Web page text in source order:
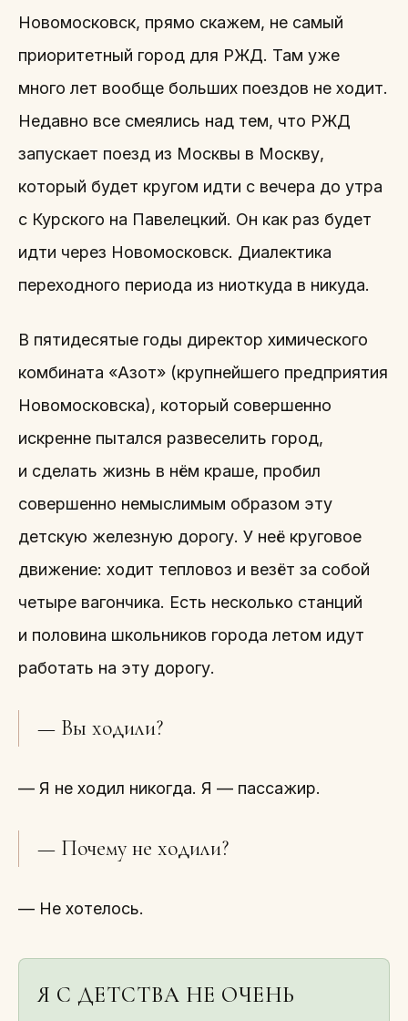
Новомосковск, прямо скажем, не самый
приоритетный город для РЖД. Там уже
много лет вообще больших поездов не ходит.
Недавно все смеялись над тем, что РЖД
запускает поезд из Москвы в Москву,
который будет кругом идти с вечера до утра
с Курского на Павелецкий. Он как раз будет
идти через Новомосковск. Диалектика
переходного периода из ниоткуда в никуда.
В пятидесятые годы директор химического
комбината «Азот» (крупнейшего предприятия
Новомосковска), который совершенно
искренне пытался развеселить город,
и сделать жизнь в нём краше, пробил
совершенно немыслимым образом эту
детскую железную дорогу. У неё круговое
движение: ходит тепловоз и везёт за собой
четыре вагончика. Есть несколько станций
и половина школьников города летом идут
работать на эту дорогу.
— Вы ходили?
— Я не ходил никогда. Я — пассажир.
— Почему не ходили?
— Не хотелось.
Я С ДЕТСТВА НЕ ОЧЕНЬ